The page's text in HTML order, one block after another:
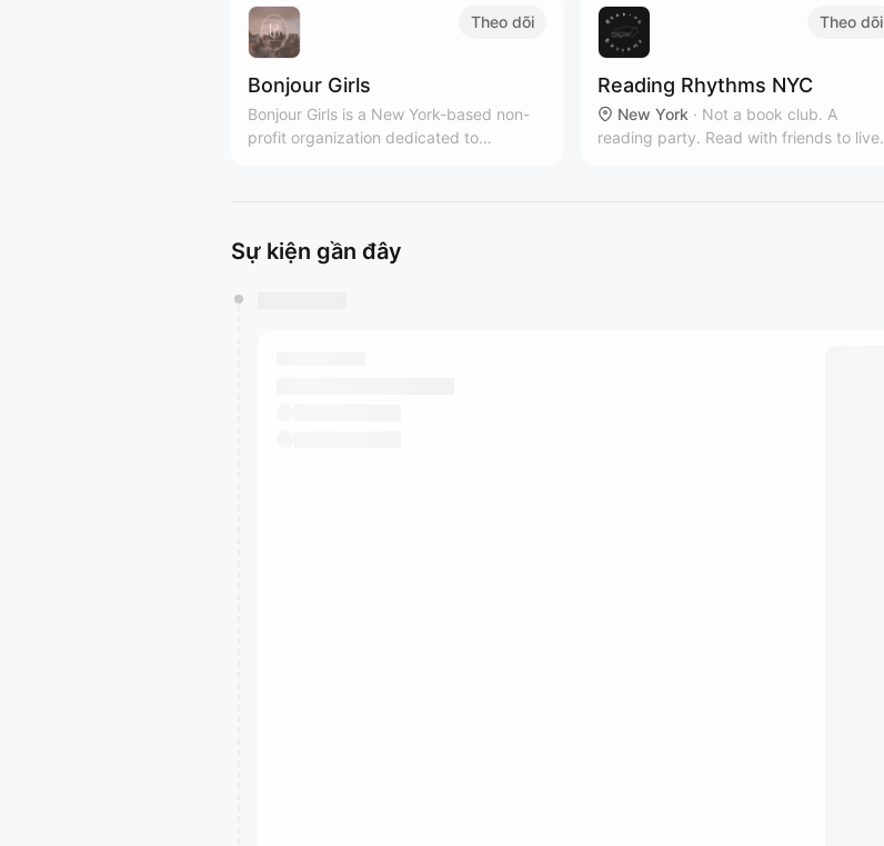
movement.
Theo dõi
Bonjour Girls
Bonjour Girls is a New York-based non-
profit organization dedicated to
Theo dõi
Reading Rhythms NYC
New York · Not a book club. A
reading party. Read with friends to live
Sự kiện gần đây